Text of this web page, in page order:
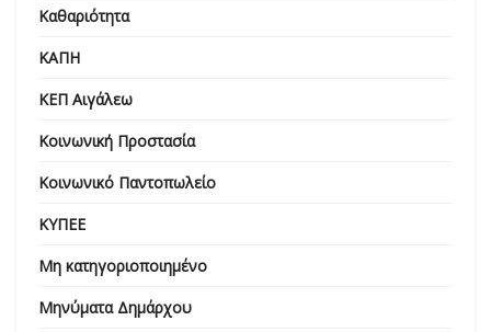
Καθαριότητα
ΚΑΠΗ
ΚΕΠ Αιγάλεω
Κοινωνική Προστασία
Κοινωνικό Παντοπωλείο
ΚΥΠΕΕ
Μη κατηγοριοποιημένο
Μηνύματα Δημάρχου